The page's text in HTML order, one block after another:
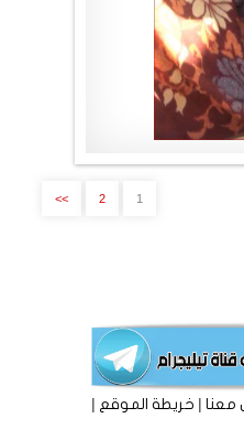
موقع لا الأخباري
.
1
2
>>
معنا|خريطة الموقع |